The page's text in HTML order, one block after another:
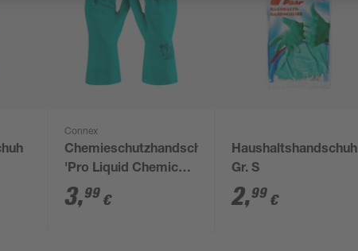
Connex
Chemieschutzhandschuh
'Pro Liquid Chemical
Nitril' grün Größe 9/L
3,99 €
Haushaltshandschuh
Gr. S
2,99 €